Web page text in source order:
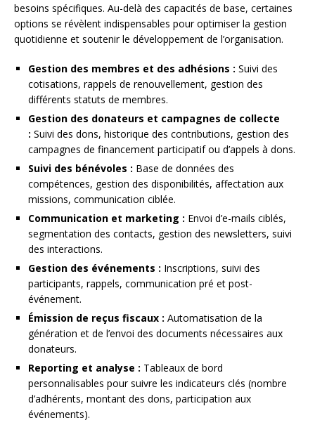
besoins spécifiques. Au-delà des capacités de base, certaines
options se révèlent indispensables pour optimiser la gestion
quotidienne et soutenir le développement de l’organisation.
Gestion des membres et des adhésions : Suivi des
cotisations, rappels de renouvellement, gestion des
différents statuts de membres.
Gestion des donateurs et campagnes de collecte
: Suivi des dons, historique des contributions, gestion des
campagnes de financement participatif ou d’appels à dons.
Suivi des bénévoles : Base de données des
compétences, gestion des disponibilités, affectation aux
missions, communication ciblée.
Communication et marketing : Envoi d’e-mails ciblés,
segmentation des contacts, gestion des newsletters, suivi
des interactions.
Gestion des événements : Inscriptions, suivi des
participants, rappels, communication pré et post-
événement.
Émission de reçus fiscaux : Automatisation de la
génération et de l’envoi des documents nécessaires aux
donateurs.
Reporting et analyse : Tableaux de bord
personnalisables pour suivre les indicateurs clés (nombre
d’adhérents, montant des dons, participation aux
événements).